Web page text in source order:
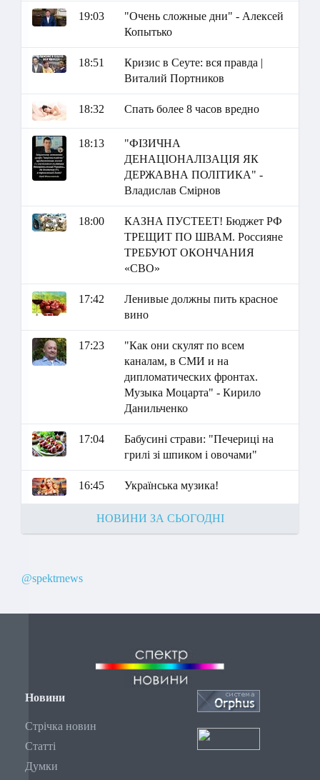
19:03
"Очень сложные дни" - Алексей
Копытько
18:51
Кризис в Сеуте: вся правда |
Виталий Портников
18:32 Спать более 8 часов вредно
18:13
"ФІЗИЧНА
ДЕНАЦІОНАЛІЗАЦІЯ ЯК
ДЕРЖАВНА ПОЛІТИКА" -
Владислав Смірнов
18:00
КАЗНА ПУСТЕЕТ! Бюджет РФ
ТРЕЩИТ ПО ШВАМ. Россияне
ТРЕБУЮТ ОКОНЧАНИЯ
«СВО»
17:42
Ленивые должны пить красное
вино
17:23
"Как они скулят по всем
каналам, в СМИ и на
дипломатических фронтах.
Музыка Моцарта" - Кирило
Данильченко
17:04
Бабусині страви: "Печериці на
грилі зі шпиком і овочами"
16:45 Українська музика!
НОВИНИ ЗА СЬОГОДНІ
@spektrnews
Новини
Стрічка новин
Статті
Думки